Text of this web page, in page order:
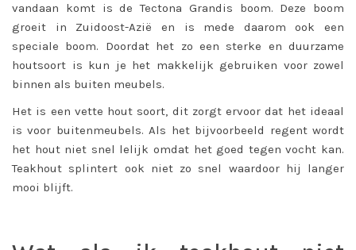
vandaan komt is de Tectona Grandis boom. Deze boom
groeit in Zuidoost-Azië en is mede daarom ook een
speciale boom. Doordat het zo een sterke en duurzame
houtsoort is kun je het makkelijk gebruiken voor zowel
binnen als buiten meubels.
Het is een vette hout soort, dit zorgt ervoor dat het ideaal
is voor buitenmeubels. Als het bijvoorbeeld regent wordt
het hout niet snel lelijk omdat het goed tegen vocht kan.
Teakhout splintert ook niet zo snel waardoor hij langer
mooi blijft.